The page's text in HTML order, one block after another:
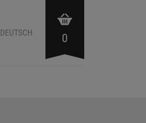
DEUTSCH 0